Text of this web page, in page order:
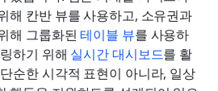
해 칸반 뷰를 사용하고, 소유권과
해 그룹화된 테이블 뷰를 사용하
하기 위해 실시간 대시보드를 활
순한 시각적 표현이 아니라, 일상